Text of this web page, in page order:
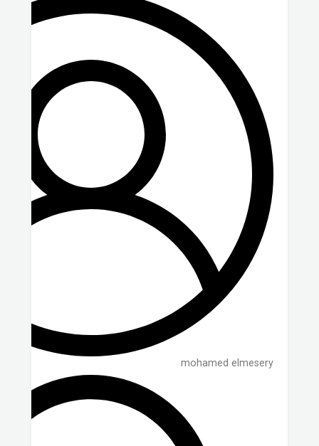
mohamed elmesery